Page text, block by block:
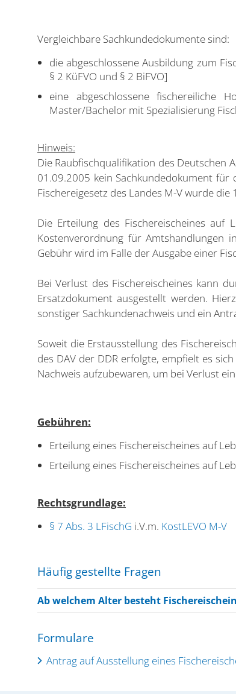
Vergleichbare Sachkundedokumente sind:
die abgeschlossene Ausbildung zum
§ 2 KüFVO und § 2 BiFVO]
eine abgeschlossene fischereiliche
Master/Bachelor mit Spezialisierung
Hinweis:
Die Raubfischqualifikation des Deutschen
01.09.2005 kein Sachkundedokument
Fischereigesetz des Landes M-V wurde
Die Erteilung des Fischereischeines
Kostenverordnung für Amtshandlungen
Gebühr wird im Falle der Ausgabe einer
Bei Verlust des Fischereischeines kann
Ersatzdokument ausgestellt werden.
sonstiger Sachkundenachweis und ein
Soweit die Erstausstellung des
des DAV der DDR erfolgte, empfielt es
Nachweis aufzubewaren, um bei Verlust
Gebühren:
Erteilung eines Fischereischeines auf
Erteilung eines Fischereischeines auf
Rechtsgrundlage:
§ 7 Abs. 3 LFischG i.V.m. KostLEVO M-V
Häufig gestellte Fragen
Ab welchem Alter besteht
Formulare
Antrag auf Ausstellung eines